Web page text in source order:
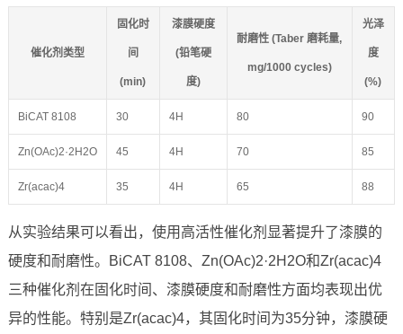
催化剂类型
固化时
间
(min)
漆膜硬度
(铅笔硬
度)
耐磨性 (Taber 磨耗量,
mg/1000 cycles)
光泽
度
(%)
BiCAT 8108 30 4H 80 90
Zn(OAc)2·2H2O 45 4H 70 85
Zr(acac)4 35 4H 65 88
从实验结果可以看出，使用高活性催化剂显著提升了漆膜的
硬度和耐磨性。BiCAT 8108、Zn(OAc)2·2H2O和Zr(acac)4
三种催化剂在固化时间、漆膜硬度和耐磨性方面均表现出优
异的性能。特别是Zr(acac)4，其固化时间为35分钟，漆膜硬